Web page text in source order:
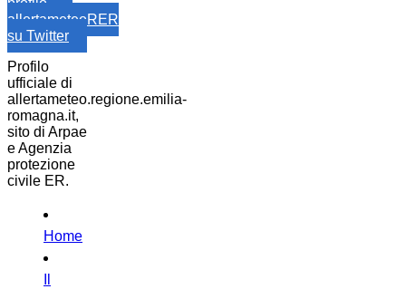
profilo
allertameteoRER
su Twitter
Profilo
ufficiale di
allertameteo.regione.emilia-
romagna.it,
sito di Arpae
e Agenzia
protezione
civile ER.
Home